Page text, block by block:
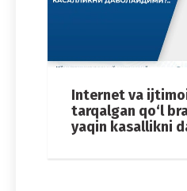
Internet va
tarqalgan qo‘l
yaqin kasallikni